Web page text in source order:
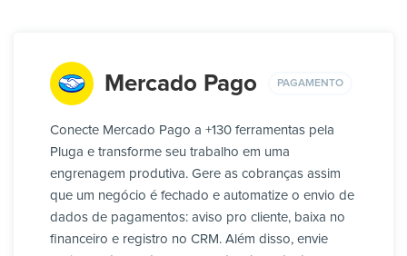
Mercado Pago PAGAMENTO
Conecte Mercado Pago a +130 ferramentas pela
Pluga e transforme seu trabalho em uma
engrenagem produtiva. Gere as cobranças assim
que um negócio é fechado e automatize o envio de
dados de pagamentos: aviso pro cliente, baixa no
financeiro e registro no CRM. Além disso, envie